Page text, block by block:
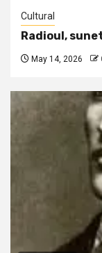
Cultural
Radioul,
May 14, 2026